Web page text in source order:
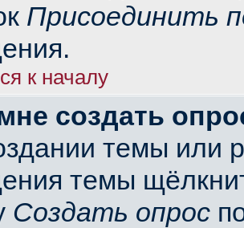
Присоединить
к началу
создать
темы или
темы
Создать опрос